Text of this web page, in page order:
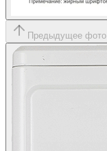
Предыдущее фото